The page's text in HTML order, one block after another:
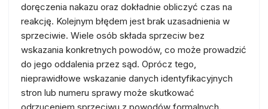
doręczenia nakazu oraz dokładnie obliczyć czas na
reakcję. Kolejnym błędem jest brak uzasadnienia w
sprzeciwie. Wiele osób składa sprzeciw bez
wskazania konkretnych powodów, co może prowadzić
do jego oddalenia przez sąd. Oprócz tego,
nieprawidłowe wskazanie danych identyfikacyjnych
stron lub numeru sprawy może skutkować
odrzuceniem sprzeciwu z powodów formalnych.